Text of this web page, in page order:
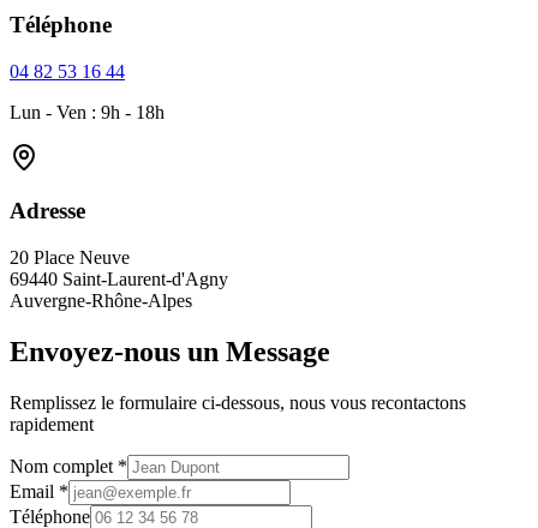
Téléphone
04 82 53 16 44
Lun - Ven : 9h - 18h
Adresse
20 Place Neuve
69440 Saint-Laurent-d'Agny
Auvergne-Rhône-Alpes
Envoyez-nous un Message
Remplissez le formulaire ci-dessous, nous vous recontactons
rapidement
Nom complet *
Email *
Téléphone